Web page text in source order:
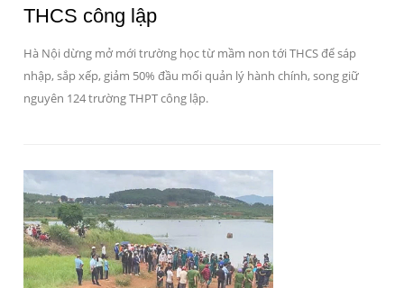
THCS công lập
Hà Nội dừng mở mới trường học từ mầm non tới THCS để sáp
nhập, sắp xếp, giảm 50% đầu mối quản lý hành chính, song giữ
nguyên 124 trường THPT công lập.